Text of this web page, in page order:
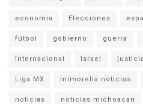
economia Elecciones
fútbol gobierno guerra
Internacional israel justicia
Liga MX mimorelia noticias
noticias noticias michoacan